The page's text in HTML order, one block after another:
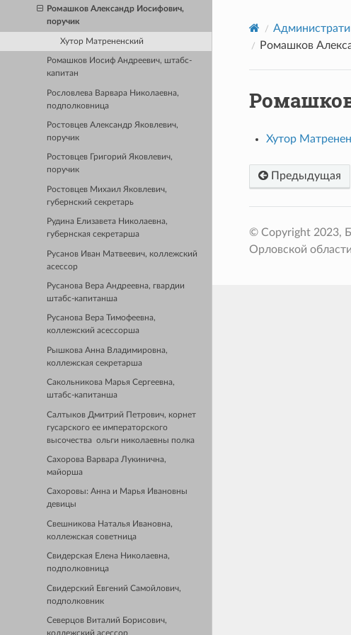
Ромашков Александр Иосифович,
поручик
Хутор Матрененский
Ромашков Иосиф Андреевич, штабс-
капитан
Рословлева Варвара Николаевна,
подполковница
Ростовцев Александр Яковлевич,
поручик
Ростовцев Григорий Яковлевич,
поручик
Ростовцев Михаил Яковлевич,
губернский секретарь
Рудина Елизавета Николаевна,
губернская секретарша
Русанов Иван Матвеевич, коллежский
асессор
Русанова Вера Андреевна, гвардии
штабс-капитанша
Русанова Вера Тимофеевна,
коллежский асессорша
Рышкова Анна Владимировна,
коллежская секретарша
Сакольникова Марья Сергеевна,
штабс-капитанша
Салтыков Дмитрий Петрович, корнет
гусарского ее императорского
высочества ольги николаевны полка
Сахорова Варвара Лукинична,
майорша
Сахоровы: Анна и Марья Ивановны
девицы
Свешникова Наталья Ивановна,
коллежская советница
Свидерская Елена Николаевна,
подполковница
Свидерский Евгений Самойлович,
подполковник
Северцов Виталий Борисович,
коллежский асессор
Ромашков
Хутор
Предыдущая
© Copyright 2023,
Орловской